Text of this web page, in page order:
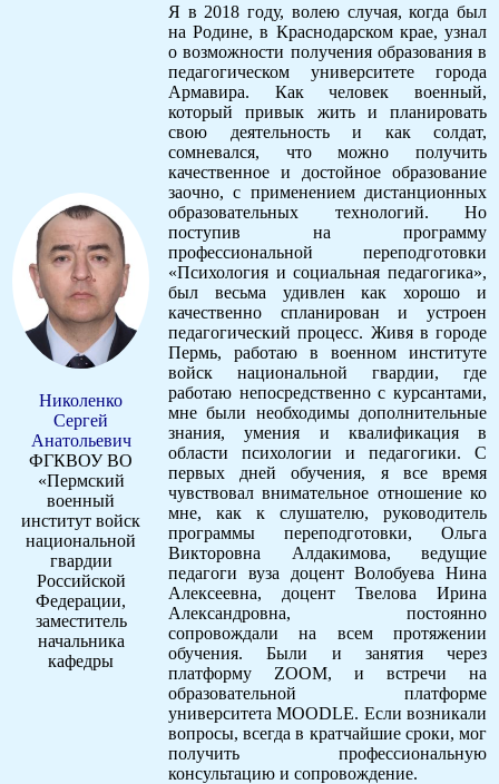
Николенко
Сергей
Анатольевич
ФГКВОУ ВО
«Пермский
военный
институт войск
национальной
гвардии
Российской
Федерации,
заместитель
начальника
кафедры
Я в 2018 году, волею случая, когда был
на Родине, в Краснодарском крае, узнал
о возможности получения образования в
педагогическом университете города
Армавира. Как человек военный,
который привык жить и планировать
свою деятельность и как солдат,
сомневался, что можно получить
качественное и достойное образование
заочно, с применением дистанционных
образовательных технологий. Но
поступив на программу
профессиональной переподготовки
«Психология и социальная педагогика»,
был весьма удивлен как хорошо и
качественно спланирован и устроен
педагогический процесс. Живя в городе
Пермь, работаю в военном институте
войск национальной гвардии, где
работаю непосредственно с курсантами,
мне были необходимы дополнительные
знания, умения и квалификация в
области психологии и педагогики. С
первых дней обучения, я все время
чувствовал внимательное отношение ко
мне, как к слушателю, руководитель
программы переподготовки, Ольга
Викторовна Алдакимова, ведущие
педагоги вуза доцент Волобуева Нина
Алексеевна, доцент Твелова Ирина
Александровна, постоянно
сопровождали на всем протяжении
обучения. Были и занятия через
платформу ZOOM, и встречи на
образовательной платформе
университета MOODLE. Если возникали
вопросы, всегда в кратчайшие сроки, мог
получить профессиональную
консультацию и сопровождение.